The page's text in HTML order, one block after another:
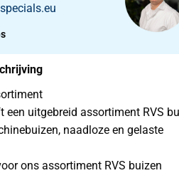
een uitgebreid assortiment RVS
naadloze en gelaste
ons assortiment RVS buizen